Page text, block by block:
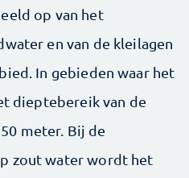
op van het
en van de kleilagen
In gebieden waar het
dieptebereik van de
meter. Bij de
zout water wordt het